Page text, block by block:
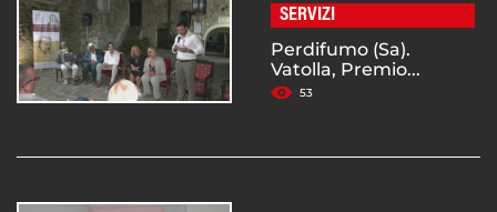
SERVIZI
Perdifumo (Sa).
Vatolla, Premio...
53